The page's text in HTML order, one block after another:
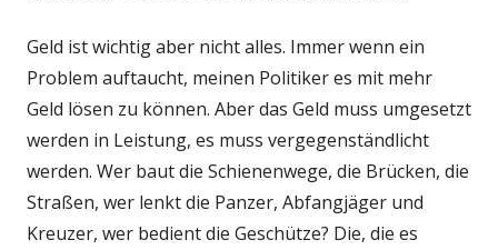
Geld ist wichtig aber nicht alles. Immer wenn ein
Problem auftaucht, meinen Politiker es mit mehr
Geld lösen zu können. Aber das Geld muss umgesetzt
werden in Leistung, es muss vergegenständlicht
werden. Wer baut die Schienenwege, die Brücken, die
Straßen, wer lenkt die Panzer, Abfangjäger und
Kreuzer, wer bedient die Geschütze? Die, die es